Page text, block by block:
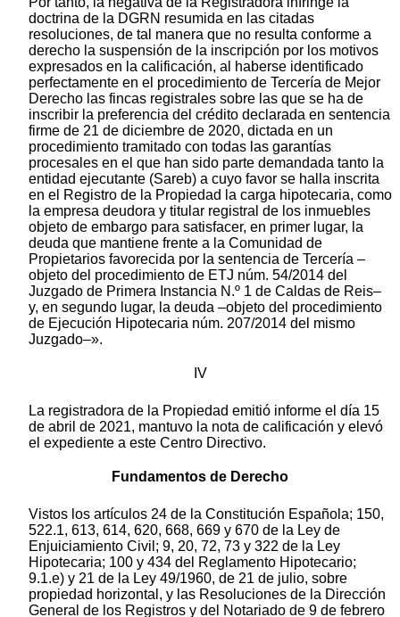
doctrina de la DGRN resumida en las citadas
resoluciones, de tal manera que no resulta conforme a
derecho la suspensión de la inscripción por los motivos
expresados en la calificación, al haberse identificado
perfectamente en el procedimiento de Tercería de Mejor
Derecho las fincas registrales sobre las que se ha de
inscribir la preferencia del crédito declarada en sentencia
firme de 21 de diciembre de 2020, dictada en un
procedimiento tramitado con todas las garantías
procesales en el que han sido parte demandada tanto la
entidad ejecutante (Sareb) a cuyo favor se halla inscrita
en el Registro de la Propiedad la carga hipotecaria, como
la empresa deudora y titular registral de los inmuebles
objeto de embargo para satisfacer, en primer lugar, la
deuda que mantiene frente a la Comunidad de
Propietarios favorecida por la sentencia de Tercería –
objeto del procedimiento de ETJ núm. 54/2014 del
Juzgado de Primera Instancia N.º 1 de Caldas de Reis–
y, en segundo lugar, la deuda –objeto del procedimiento
de Ejecución Hipotecaria núm. 207/2014 del mismo
Juzgado–».
IV
La registradora de la Propiedad emitió informe el día 15
de abril de 2021, mantuvo la nota de calificación y elevó
el expediente a este Centro Directivo.
Fundamentos de Derecho
Vistos los artículos 24 de la Constitución Española; 150,
522.1, 613, 614, 620, 668, 669 y 670 de la Ley de
Enjuiciamiento Civil; 9, 20, 72, 73 y 322 de la Ley
Hipotecaria; 100 y 434 del Reglamento Hipotecario;
9.1.e) y 21 de la Ley 49/1960, de 21 de julio, sobre
propiedad horizontal, y las Resoluciones de la Dirección
General de los Registros y del Notariado de 9 de febrero